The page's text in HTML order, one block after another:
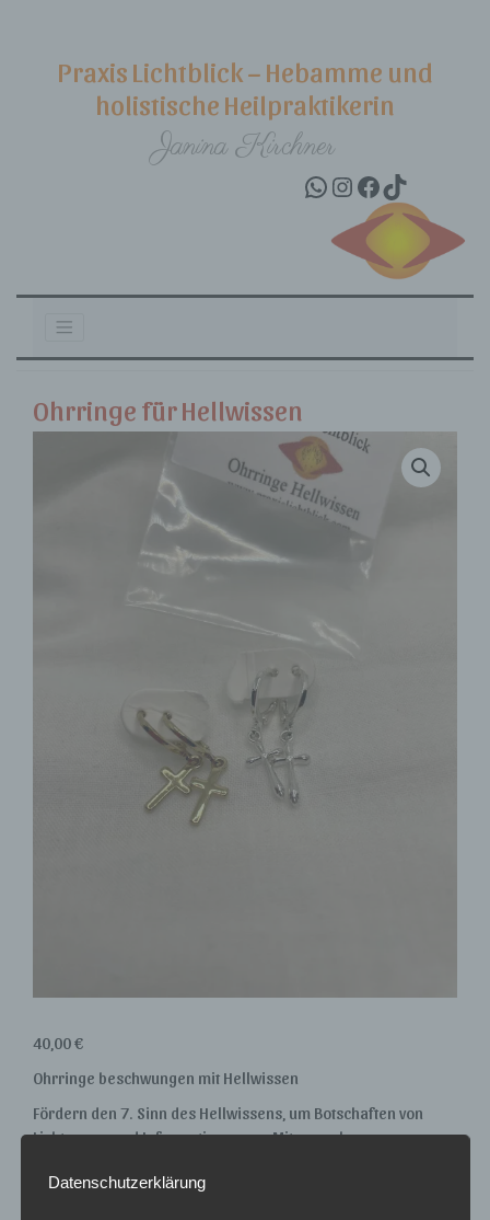
Praxis Lichtblick – Hebamme und
holistische Heilpraktikerin
Janina Kirchner
WhatsApp
Instagram
Facebook
TikTok
Ohrringe für Hellwissen
40,00€
Ohrringe beschwungen mit Hellwissen
Fördern den 7. Sinn des Hellwissens, um Botschaften von
Lichtwesen und Informationen von Mitmenschen zum
vergoldet oder versilbert
Datenschutzerklärung